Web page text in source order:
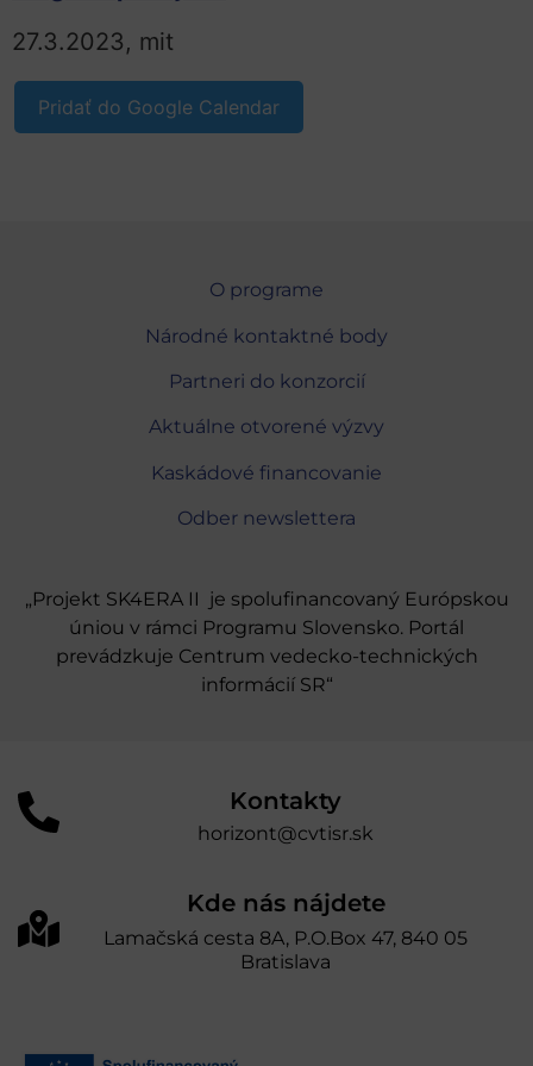
27.3.2023, mit
Pridať do Google Calendar
O programe
Národné kontaktné body
Partneri do konzorcií
Aktuálne otvorené výzvy
Kaskádové financovanie
Odber newslettera
„Projekt SK4ERA II je spolufinancovaný Európskou
úniou v rámci Programu Slovensko. Portál
prevádzkuje Centrum vedecko-technických
informácií SR“
Kontakty
horizont@cvtisr.sk
Kde nás nájdete
Lamačská cesta 8A, P.O.Box 47, 840 05
Bratislava